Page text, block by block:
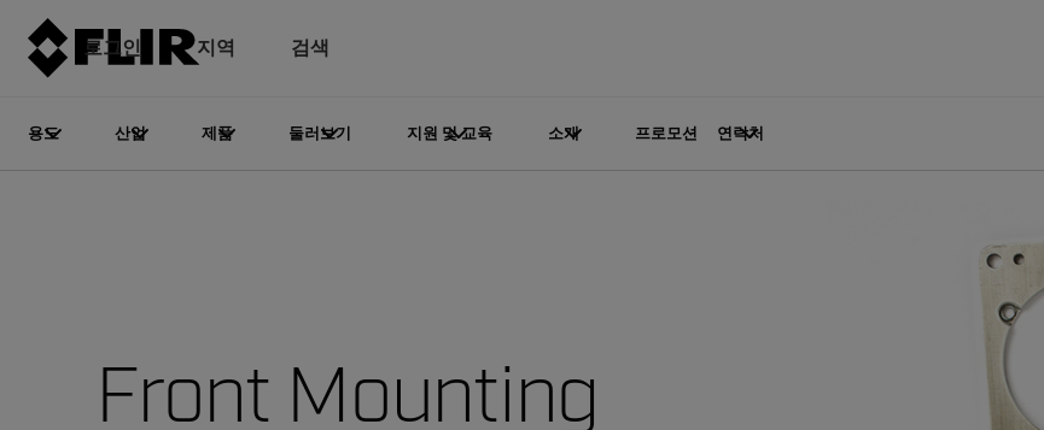
로그인 지역 검색
용도 산업 제품 둘러보기 지원 및 교육 소개 프로모션 연락처
Front Mounting